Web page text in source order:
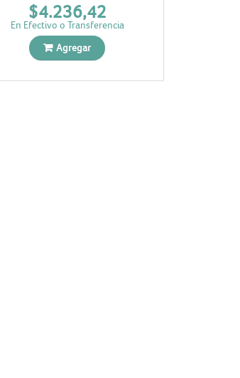
En Efectivo o Transferencia
$4.236,42
Agregar